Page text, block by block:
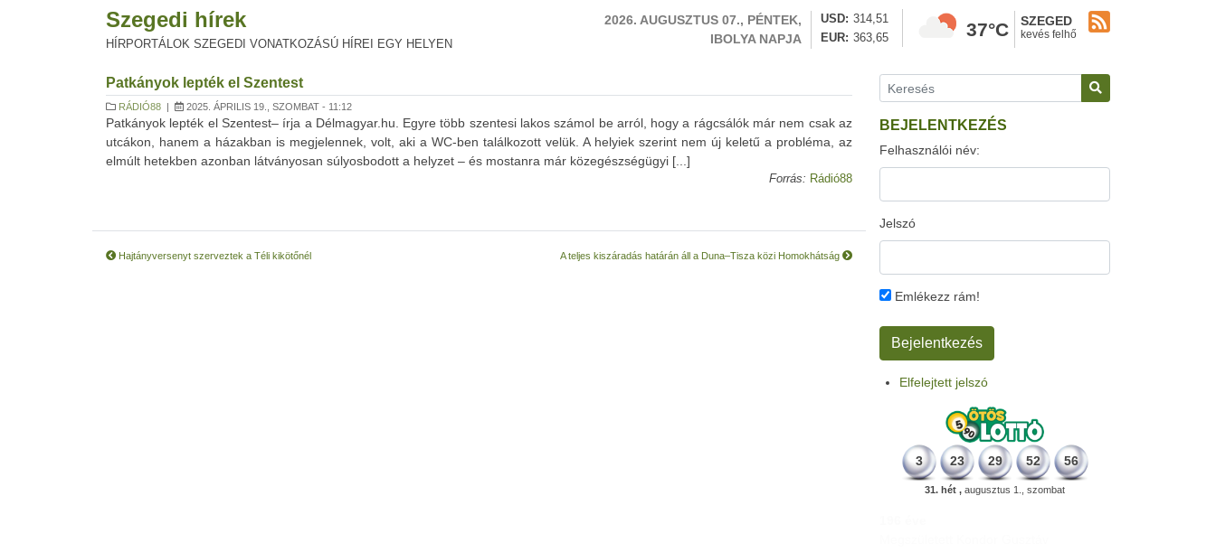
Szegedi hírek
HÍRPORTÁLOK SZEGEDI VONATKOZÁSÚ HÍREI EGY HELYEN
2026. AUGUSZTUS 07., PÉNTEK,
IBOLYA NAPJA
USD
314,51
EUR
363,65 37°C SZEGED
kevés felhő
Patkányok lepték el Szentest
RÁDIÓ88 | 2025. ÁPRILIS 19., SZOMBAT - 11:12
Patkányok lepték el Szentest– írja a Délmagyar.hu. Egyre több szentesi lakos számol be arról, hogy a rágcsálók már nem csak az
utcákon, hanem a házakban is megjelennek, volt, aki a WC-ben találkozott velük. A helyiek szerint nem új keletű a probléma, az
elmúlt hetekben azonban látványosan súlyosbodott a helyzet – és mostanra már közegészségügyi [...]
Forrás: Rádió88
Hajtányversenyt szerveztek a Téli kikötőnél A teljes kiszáradás határán áll a Duna–Tisza közi Homokhátság
BEJELENTKEZÉS
Felhasználói név:
Jelszó
Emlékezz rám!
Elfelejtett jelszó
3 23 29 52 56
31. hét , augusztus 1., szombat